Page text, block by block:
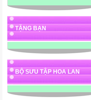
TẶNG BẠN
BỘ SƯU TẬP HOA LAN